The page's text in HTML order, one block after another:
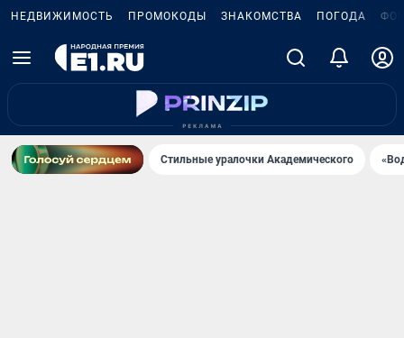
НЕДВИЖИМОСТЬ ПРОМОКОДЫ ЗНАКОМСТВА ПОГОДА
Стильные уралочки Академического